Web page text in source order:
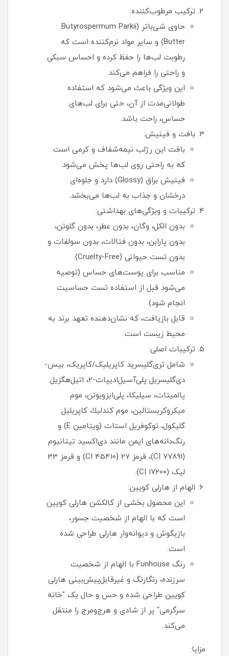
ترکیب مرطوب‌کننده:
حاوی شی‌باتر (Butyrospermum Parkii
Butter) و سایر مواد نرم‌کننده است که
رطوبت لب‌ها را حفظ کرده و احساس سبکی
و راحتی را فراهم می‌کند.
این ویژگی باعث می‌شود که استفاده
طولانی‌مدت از آن، حتی برای لب‌های
حساس، راحت باشد.
بافت و فینیش:
بافت این رژلب نیمه‌شفاف و کرمی است
که به راحتی روی لب‌ها پخش می‌شود.
فینیش براق (Glossy) دارد و جلوه‌ای
درخشان و جذاب به لب‌ها می‌بخشد.
ترکیبات و ویژگی‌های بهداشتی:
بدون الکل، وگان، بدون عطر، بدون گلوتن،
بدون پارابن، بدون فتالات، بدون سولفات و
بدون تست حیوانی (Cruelty-Free).
مناسب برای پوست‌های حساس (توصیه
می‌شود قبل از استفاده تست حساسیت
انجام شود).
قابل بازیافت، که نشان‌دهنده تعهد برند به
محیط زیست است.
ترکیبات اصلی:
شامل تری‌گلیسرید کاپریلیک/کاپریک، بیس-
دی‌گلیسریل پلی‌آسیل‌ادیپات-2، اتیل‌هگزیل
پالمیتات، سیلیکا، پلی‌ایزوبوتن، موم
میکروکریستالین، موم کندلیلا، کاپریلیل
گلیکول، توکوفریل استات (ویتامین E) و
رنگ‌دانه‌های ایمن مانند دی‌اکسید تیتانیوم
(CI 77891)، قرمز 27 (CI 45410) و قرمز 33
لیک (CI 17200).
الهام از هارلی کویین:
این محصول بخشی از کالکشن هارلی کویین
است که با الهام از شخصیت جسور،
بازیگوش و دیوانه‌وار هارلی طراحی شده
است.
رنگ Funhouse با الهام از شخصیت
سرزنده، رنگارنگ و غیرقابل‌پیش‌بینی هارلی
کویین طراحی شده و حس و حال یک "خانه
سرگرمی" پر از شادی و هرج‌ومرج را منتقل
می‌کند.
مزایا: